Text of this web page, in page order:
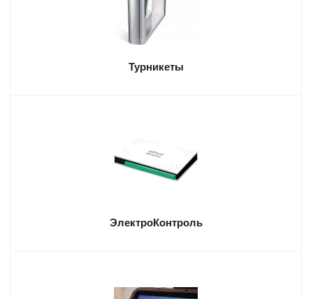
Турникеты
ЭлектроКонтроль